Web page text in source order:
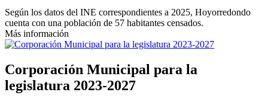
Según los datos del INE correspondientes a 2025, Hoyorredondo
cuenta con una población de 57 habitantes censados.
Más información
Corporación Municipal para la
legislatura 2023-2027